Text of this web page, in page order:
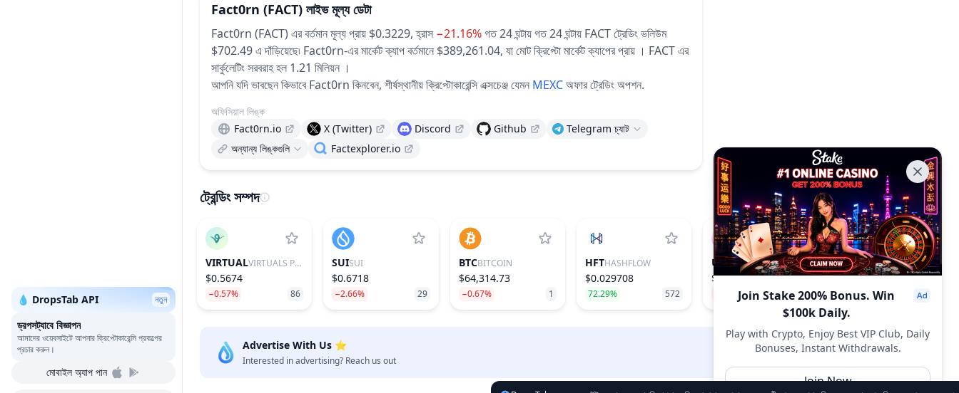
💧 DropsTab API নতুন
ড্রপসট্যাবে বিজ্ঞাপন
আমাদের ওয়েবসাইটে আপনার ক্রিপ্টোকারেন্সি প্রকল্পের
প্রচার করুন।
মোবাইল অ্যাপ পান
Fact0rn (FACT) লাইভ মূল্য ডেটা
Fact0rn (FACT) এর বর্তমান মূল্য প্রায় $0.3229, হ্রাস −21.16%গত 24 ঘন্টায়গত 24 ঘন্টায় FACT ট্রেডিং ভলিউম
$702.49 এ দাঁড়িয়েছে৷ Fact0rn-এর মার্কেট ক্যাপ বর্তমানে $389,261.04, যা মোট ক্রিপ্টো মার্কেট ক্যাপের প্রায় । FACT এর
সার্কুলেটিং সরবরাহ হল 1.21 মিলিয়ন ।
আপনি যদি ভাবছেন কিভাবে Fact0rn কিনবেন, শীর্ষস্থানীয় ক্রিপ্টোকারেন্সি এক্সচেঞ্জ যেমন MEXCঅফার ট্রেডিং অপশন.
অফিসিয়াল লিঙ্ক
Fact0rn.io
X (Twitter) Discord Github
Telegram চ্যাট
অন্যান্য লিঙ্কগুলি
Factexplorer.io
ট্রেন্ডিং সম্পদ
VIRTUAL VIRTUALS PROTOCOL
$0.5674
−0.57% 86
SUISUI
$0.6718
−2.66% 29
BTCBITCOIN
$64,314.73
−0.67% 1
HFTHASHFLOW
$0.029708
72.29% 572
UNIUNISWAP
$4.01
−1.00% 31
Advertise With Us ⭐️
Interested in advertising? Reach us out DropsTab.com
Join Stake 200% Bonus. Win
$100k Daily.
Play with Crypto, Enjoy Best VIP Club, Daily
Bonuses, Instant Withdrawals.
Join Now